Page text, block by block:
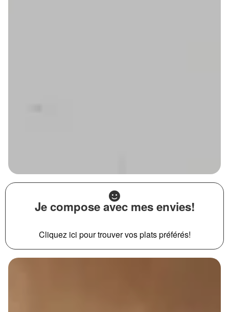
Je compose avec mes envies!
Cliquez ici pour trouver vos plats préférés!